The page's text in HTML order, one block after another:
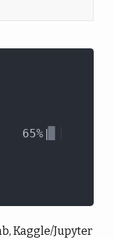
Kaggle/Jupyter